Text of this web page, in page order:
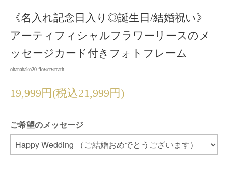
《名入れ記念日入り◎誕生日/結婚祝い》
アーティフィシャルフラワーリースのメ
ッセージカード付きフォトフレーム
ohanabako20-flowerwreath
19,999円(税込21,999円)
ご希望のメッセージ